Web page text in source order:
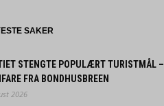
SAKER
STENGTE POPULÆRT TURISTMÅL –
FRA BONDHUSBREEN
2026